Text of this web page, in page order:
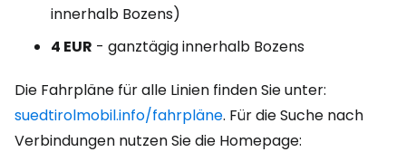
innerhalb Bozens)
4 EUR - ganztägig innerhalb Bozens
Die Fahrpläne für alle Linien finden Sie unter:
suedtirolmobil.info/fahrpläne. Für die Suche nach
Verbindungen nutzen Sie die Homepage: